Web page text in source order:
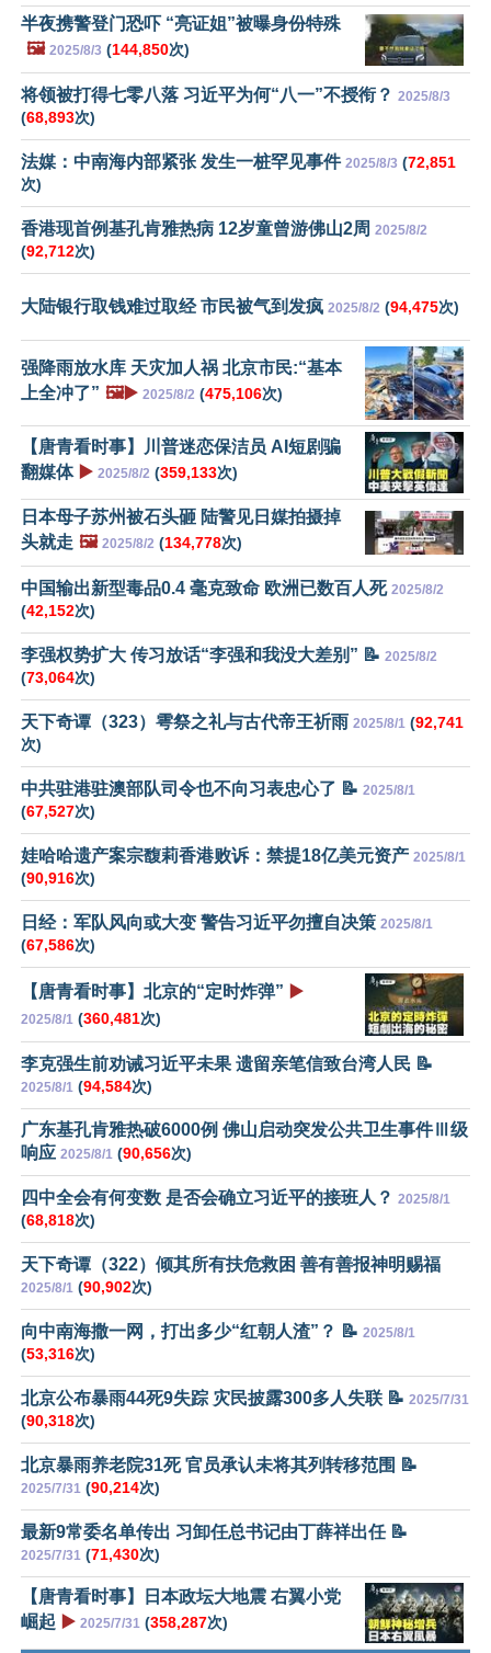
半夜携警登门恐吓 “亮证姐”被曝身份特殊
🖼️ 2025/8/3 (144,850次)
将领被打得七零八落 习近平为何“八一”不授衔？ 2025/8/3
(68,893次)
法媒：中南海内部紧张 发生一桩罕见事件 2025/8/3 (72,851
次)
香港现首例基孔肯雅热病 12岁童曾游佛山2周 2025/8/2
(92,712次)
大陆银行取钱难过取经 市民被气到发疯 2025/8/2 (94,475次)
强降雨放水库 天灾加人祸 北京市民:“基本
上全冲了” 🖼️▶️ 2025/8/2 (475,106次)
【唐青看时事】川普迷恋保洁员 AI短剧骗
翻媒体 ▶️ 2025/8/2 (359,133次)
日本母子苏州被石头砸 陆警见日媒拍摄掉
头就走 🖼️ 2025/8/2 (134,778次)
中国输出新型毒品0.4 毫克致命 欧洲已数百人死 2025/8/2
(42,152次)
李强权势扩大 传习放话“李强和我没大差别” 📝 2025/8/2
(73,064次)
天下奇谭（323）雩祭之礼与古代帝王祈雨 2025/8/1 (92,741
次)
中共驻港驻澳部队司令也不向习表忠心了 📝 2025/8/1
(67,527次)
娃哈哈遗产案宗馥莉香港败诉：禁提18亿美元资产 2025/8/1
(90,916次)
日经：军队风向或大变 警告习近平勿擅自决策 2025/8/1
(67,586次)
【唐青看时事】北京的“定时炸弹” ▶️
2025/8/1 (360,481次)
李克强生前劝诫习近平未果 遗留亲笔信致台湾人民 📝
2025/8/1 (94,584次)
广东基孔肯雅热破6000例 佛山启动突发公共卫生事件Ⅲ级
响应 2025/8/1 (90,656次)
四中全会有何变数 是否会确立习近平的接班人？ 2025/8/1
(68,818次)
天下奇谭（322）倾其所有扶危救困 善有善报神明赐福
2025/8/1 (90,902次)
向中南海撒一网，打出多少“红朝人渣”？ 📝 2025/8/1
(53,316次)
北京公布暴雨44死9失踪 灾民披露300多人失联 📝 2025/7/31
(90,318次)
北京暴雨养老院31死 官员承认未将其列转移范围 📝
2025/7/31 (90,214次)
最新9常委名单传出 习卸任总书记由丁薛祥出任 📝
2025/7/31 (71,430次)
【唐青看时事】日本政坛大地震 右翼小党
崛起 ▶️ 2025/7/31 (358,287次)